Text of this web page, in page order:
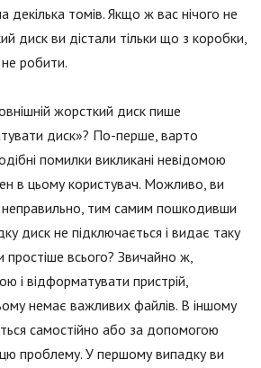
декілька томів. Якщо ж вас нічого не
диск ви дістали тільки що з коробки,
робити.
жорсткий диск пише
диск»? По-перше, варто
помилки викликані невідомою
в цьому користувач. Можливо, ви
неправильно, тим самим пошкодивши
диск не підключається і видає таку
всього? Звичайно ж,
і відформатувати пристрій,
немає важливих файлів. В іншому
самостійно або за допомогою
цю проблему. У першому випадку ви